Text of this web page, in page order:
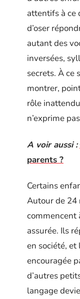
attentifs à ce
d’oser
autant des
inversées,
secrets. À ce
montrer,
rôle
n’exprime
A voir aussi :
parents ?
Certains
Autour de 24
commencent
assurée. Ils
en société, et
encouragée
d’autres
langage